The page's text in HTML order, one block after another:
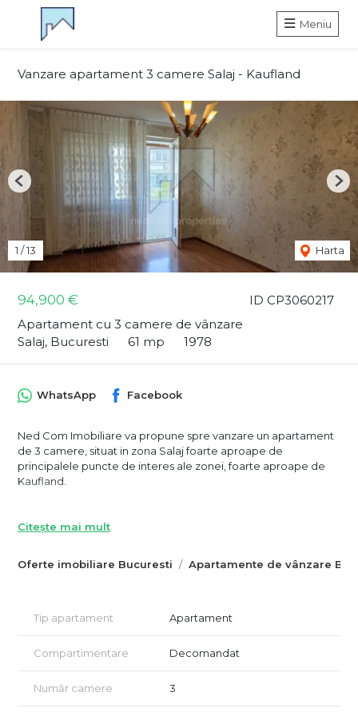
Meniu
Vanzare apartament 3 camere Salaj - Kaufland
ID CP3060217
94,900 €
Apartament cu 3 camere de vânzare
Salaj, Bucuresti
61 mp 1978
1 /13 Harta
Previous
Oferte imobiliare Bucuresti Apartamente de vânzare
WhatsApp Facebook
Ned Com Imobiliare va propune spre vanzare un apartament
de 3 camere, situat in zona Salaj foarte aproape de
principalele puncte de interes ale zonei, foarte aproape de
Kaufland.
- bloc construit in 1978, anvelopat
- 2 balcoane (aprox. 3.4 mp si 3.0 mp)
- usi interioare tip panel, usa cu geam termopan la una dintre
incaperi
- compartimentare practica, cu hol generos si spatii bine
Citește mai mult
Tip apartament Apartament
Compartimentare Decomandat
Număr camere 3